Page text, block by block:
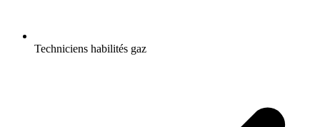
Techniciens habilités gaz